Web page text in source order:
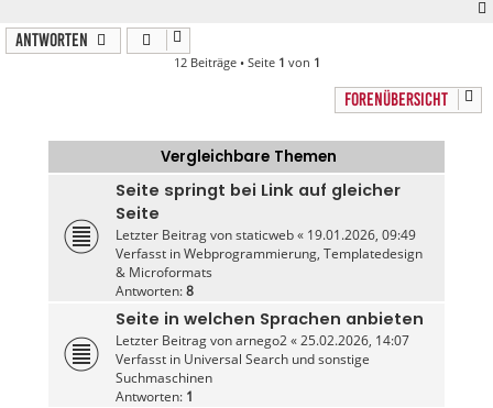
Antworten
12 Beiträge • Seite 1 von 1
FORENÜBERSICHT
Vergleichbare Themen
Seite springt bei Link auf gleicher
Seite
Letzter Beitrag vonstaticweb« 19.01.2026, 09:49
Verfasst inWebprogrammierung, Templatedesign
& Microformats
Antworten:8
Seite in welchen Sprachen anbieten
Letzter Beitrag vonarnego2«25.02.2026, 14:07
Verfasst in Universal Search und sonstige
Suchmaschinen
Antworten: 1